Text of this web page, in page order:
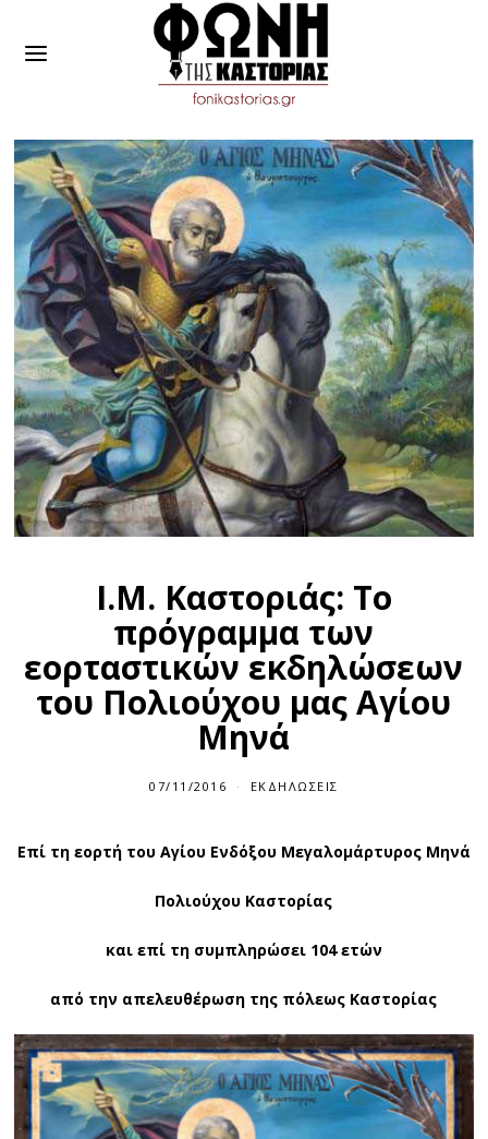
Ι.Μ. Καστοριάς: Το
πρόγραμμα των
εορταστικών εκδηλώσεων
του Πολιούχου μας Αγίου
Μηνά
07/11/2016 ΕΚΔΗΛΏΣΕΙΣ
Επί τη εορτή του Αγίου Ενδόξου Μεγαλομάρτυρος Μηνά
Πολιούχου Καστορίας
και επί τη συμπληρώσει 104 ετών
από την απελευθέρωση της πόλεως Καστορίας